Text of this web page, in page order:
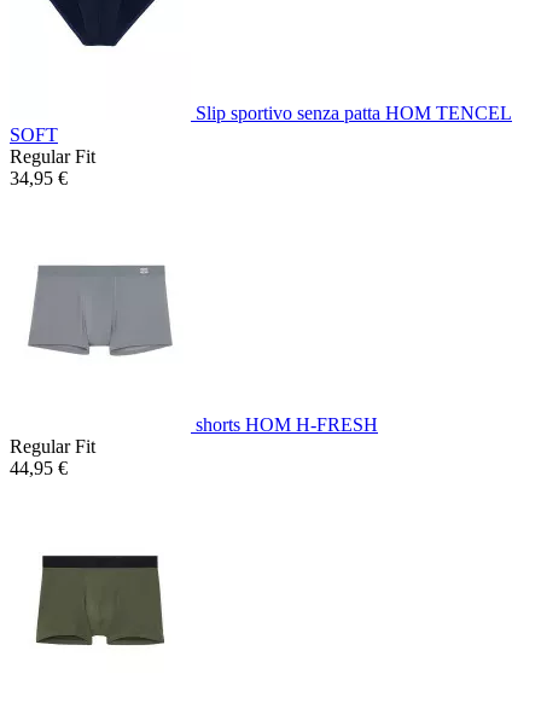
Slip sportivo senza patta HOM TENCEL
SOFT
Regular Fit
34,95 €
shorts HOM H-FRESH
Regular Fit
44,95 €